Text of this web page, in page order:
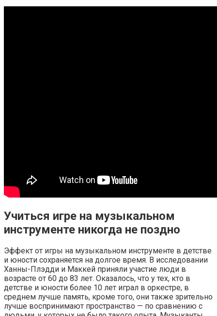
Учиться игре на музыкальном
инструменте никогда не поздно
Эффект от игры на музыкальном инструменте в детстве
и юности сохраняется на долгое время. В исследовании
Ханны-Плэдди и Маккей приняли участие люди в
возрасте от 60 до 83 лет. Оказалось, что у тех, кто в
детстве и юности более 10 лет играл в оркестре, в
среднем лучше память, кроме того, они также зрительно
лучше воспринимают пространство — по сравнению с